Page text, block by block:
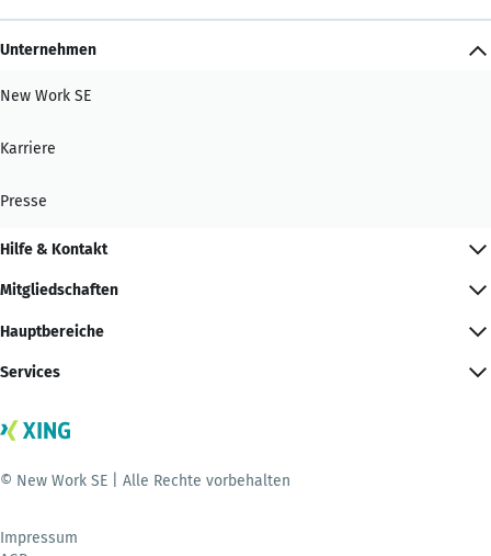
Unternehmen
New Work SE
Karriere
Presse
Hilfe & Kontakt
Mitgliedschaften
Hauptbereiche
Services
© New Work SE | Alle Rechte vorbehalten
Impressum